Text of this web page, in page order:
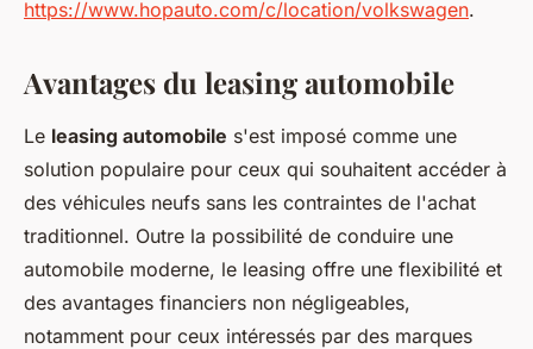
https://www.hopauto.com/c/location/volkswagen.
Avantages du leasing automobile
Le leasing automobile s'est imposé comme une
solution populaire pour ceux qui souhaitent accéder à
des véhicules neufs sans les contraintes de l'achat
traditionnel. Outre la possibilité de conduire une
automobile moderne, le leasing offre une flexibilité et
des avantages financiers non négligeables,
notamment pour ceux intéressés par des marques